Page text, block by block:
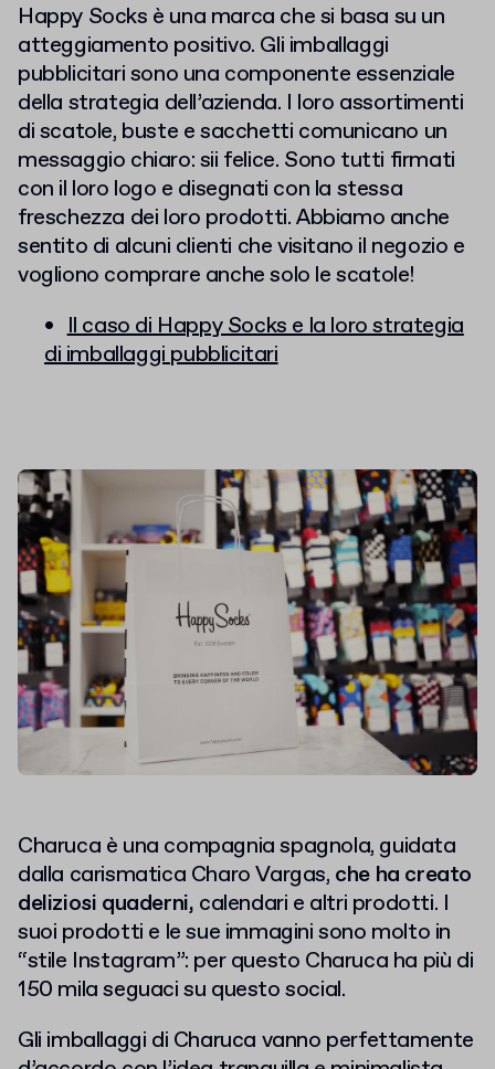
Happy Socks è una marca che si basa su un
atteggiamento positivo. Gli imballaggi
pubblicitari sono una componente essenziale
della strategia dell’azienda. I loro assortimenti
di scatole, buste e sacchetti comunicano un
messaggio chiaro: sii felice. Sono tutti firmati
con il loro logo e disegnati con la stessa
freschezza dei loro prodotti. Abbiamo anche
sentito di alcuni clienti che visitano il negozio e
vogliono comprare anche solo le scatole!
Il caso di Happy Socks e la loro strategia
di imballaggi pubblicitari
Charuca è una compagnia spagnola, guidata
dalla carismatica Charo Vargas, che ha creato
deliziosi quaderni, calendari e altri prodotti. I
suoi prodotti e le sue immagini sono molto in
“stile Instagram”: per questo Charuca ha più di
150 mila seguaci su questo social.
Gli imballaggi di Charuca vanno perfettamente